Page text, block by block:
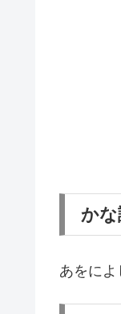
か
あをに